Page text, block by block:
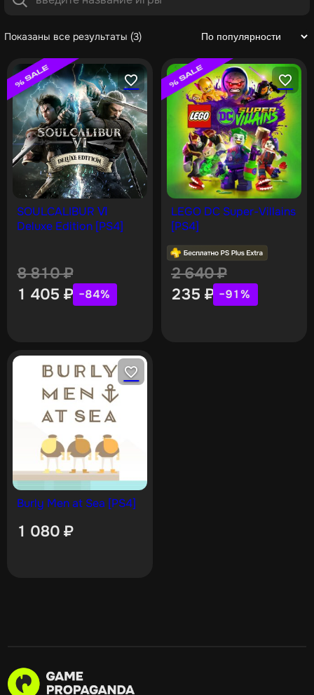
Показаны все результаты (3)
SOULCALIBUR Ⅵ
Deluxe Edition [PS4]
8 810₽
1 405 ₽ −84%
LEGO DC Super-Villains
[PS4]
2 640₽
235 ₽ −91%
Burly Men at Sea [PS4]
1 080 ₽